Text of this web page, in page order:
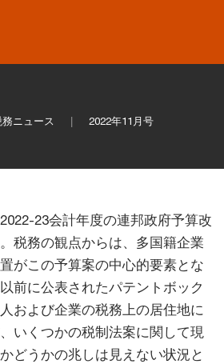
ニュース 2022年11月号
23会計年度の連邦政府予算改
税務の観点からは、多国籍企業
がこの予算案の中心的要素とな
前に公表されたパテントボック
および企業の税務上の居住地に
いくつかの税制法案に関して現
どうかの兆しは見えない状況と